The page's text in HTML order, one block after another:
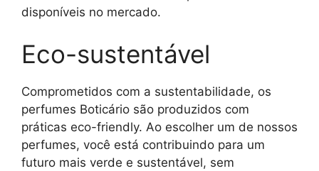
disponíveis no mercado.
Eco-sustentável
Comprometidos com a sustentabilidade, os
perfumes Boticário são produzidos com
práticas eco-friendly. Ao escolher um de nossos
perfumes, você está contribuindo para um
futuro mais verde e sustentável, sem